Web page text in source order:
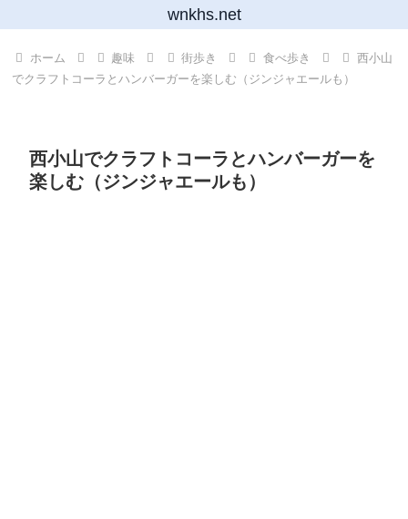
wnkhs.net
ホーム 趣味 街歩き 食べ歩き
西小山
でクラフトコーラとハンバーガーを楽しむ（ジンジャエールも）
西小山でクラフトコーラとハンバーガーを
楽しむ（ジンジャエールも）